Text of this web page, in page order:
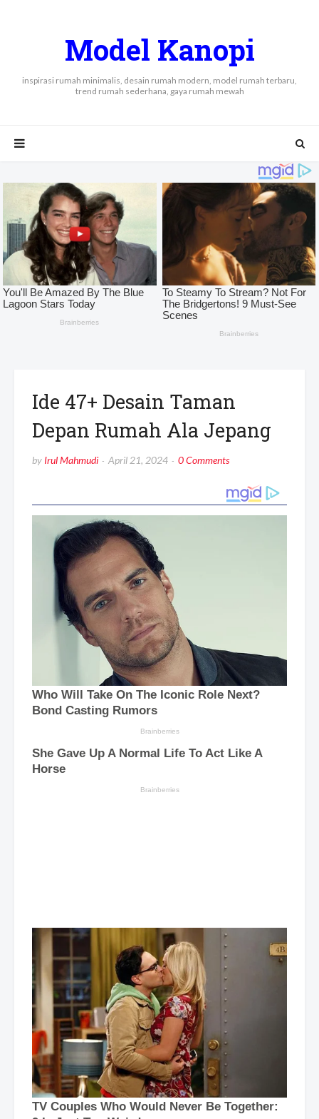
Model Kanopi
inspirasi rumah minimalis, desain rumah modern, model rumah terbaru,
trend rumah sederhana, gaya rumah mewah
Ide 47+ Desain Taman
Depan Rumah Ala Jepang
by Irul Mahmudi April 21, 2024 0 Comments